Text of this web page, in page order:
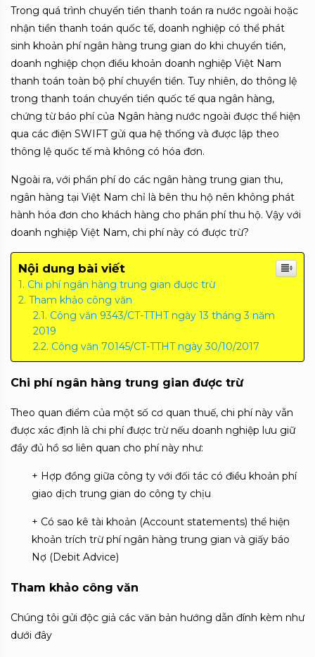
Trong quá trình chuyển tiền thanh toán ra nước ngoài hoặc
nhận tiền thanh toán quốc tế, doanh nghiệp có thể phát
sinh khoản phí ngân hàng trung gian do khi chuyển tiền,
doanh nghiệp chọn điều khoản doanh nghiệp Việt Nam
thanh toán toàn bộ phí chuyển tiền. Tuy nhiên, do thông lệ
trong thanh toán chuyển tiền quốc tế qua ngân hàng,
chứng từ báo phí của Ngân hàng nước ngoài được thể hiện
qua các điện SWIFT gửi qua hệ thống và được lập theo
thông lệ quốc tế mà không có hóa đơn.
Ngoài ra, với phần phí do các ngân hàng trung gian thu,
ngân hàng tại Việt Nam chỉ là bên thu hộ nên không phát
hành hóa đơn cho khách hàng cho phần phí thu hộ. Vậy với
doanh nghiệp Việt Nam, chi phí này có được trừ?
Nội dung bài viết
Chi phí ngân hàng trung gian được trừ
Tham khảo công văn
Công văn 9343/CT-TTHT ngày 13 tháng 3 năm
2019
Công văn 70145/CT-TTHT ngày 30/10/2017
Chi phí ngân hàng trung gian được trừ
Theo quan điểm của một số cơ quan thuế, chi phí này vẫn
được xác định là chi phí được trừ nếu doanh nghiệp lưu giữ
đầy đủ hồ sơ liên quan cho phí này như:
+ Hợp đồng giữa công ty với đối tác có điều khoản phí
giao dịch trung gian do công ty chịu
+ Có sao kê tài khoản (Account statements) thể hiện
khoản trích trừ phí ngân hàng trung gian và giấy báo
Nợ (Debit Advice)
Tham khảo công văn
Chúng tôi gửi độc giả các văn bản hướng dẫn đính kèm như
dưới đây